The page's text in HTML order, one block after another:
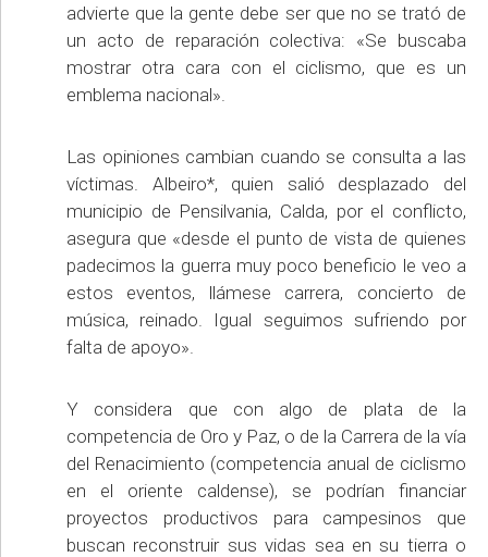
advierte que la gente debe ser que no se trató de
un acto de reparación colectiva: «Se buscaba
mostrar otra cara con el ciclismo, que es un
emblema nacional».
Las opiniones cambian cuando se consulta a las
víctimas. Albeiro*, quien salió desplazado del
municipio de Pensilvania, Calda, por el conflicto,
asegura que «desde el punto de vista de quienes
padecimos la guerra muy poco beneficio le veo a
estos eventos, llámese carrera, concierto de
música, reinado. Igual seguimos sufriendo por
falta de apoyo».
Y considera que con algo de plata de la
competencia de Oro y Paz, o de la Carrera de la vía
del Renacimiento (competencia anual de ciclismo
en el oriente caldense), se podrían financiar
proyectos productivos para campesinos que
buscan reconstruir sus vidas sea en su tierra o